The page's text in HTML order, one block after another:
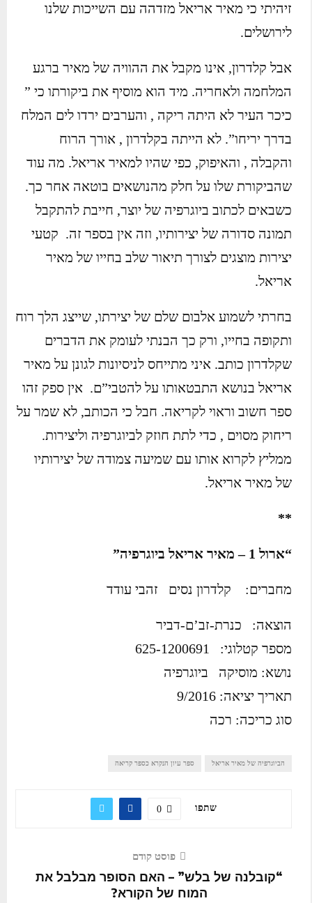
זיהיתי כי מאיר אריאל מזדהה עם השייכות שלנו
לירושלים.
אבל קלדרון, אינו מקבל את ההוויה של מאיר ברגע
המלחמה ולאחריה. מיד הוא מוסיף את ביקורתו כי ”
כיכר העיר לא היתה ריקה , והערבים ירדו לים המלח
בדרך יריחו”. לא הייתה בקלדרון , אורך הרוח
והקבלה , והאיפוק, כפי שהיו למאיר אריאל. מה עוד
שהביקורת שלו על חלק מהנושאים בוטאה אחר כך.
כשבאים לכתוב ביוגרפיה של יוצר, חייבת להתקבל
תמונה סדורה של יצירותיו, וזה אין בספר זה. קטעי
יצירות מוצגים לצורך תיאור שלב בחייו של מאיר
אריאל.
בחרתי לשמוע אלבום שלם של יצירתו, שייצג הלך רוח
ותקופה בחייו, ורק כך הבנתי לעומק את הדברים
שקלדרון כותב. איני מתייחס לניסיונות לגונן על מאיר
אריאל בנושא התבטאותו על להטבי”ם. אין ספק זהו
ספר חשוב וראוי לקריאה. חבל כי הכותב, לא שמר על
ריחוק מסוים , כדי לתת חוזק לביוגרפיה וליצירות.
ממליץ לקרוא אותו עם שמיעה צמודה של יצירותיו
של מאיר אריאל.
**
“ארול 1 – מאיר אריאל ביוגרפיה”
מחברים: קלדרון נסים זהבי עודד
הוצאה: כנרת-זב’ם-דביר
מספר קטלוגי: 625-1200691
נושא: מוסיקה ביוגרפיה
תאריך יציאה: 9/2016
סוג כריכה: רכה
הביוגרפיה של מאיר אריאל ספר עיון הנקרא כספר קריאה
שתפו 0
פוסט קודם
“קובלנה של בלש” – האם הסופר מבלבל את
המוח של הקורא?